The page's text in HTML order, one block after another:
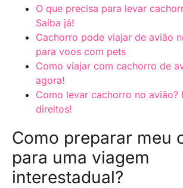
O que precisa para levar
Saiba já!
Cachorro pode viajar de avião
para voos com pets
Como viajar com cachorro de
agora!
Como levar cachorro no avião?
direitos!
Como preparar meu
para uma viagem
interestadual?